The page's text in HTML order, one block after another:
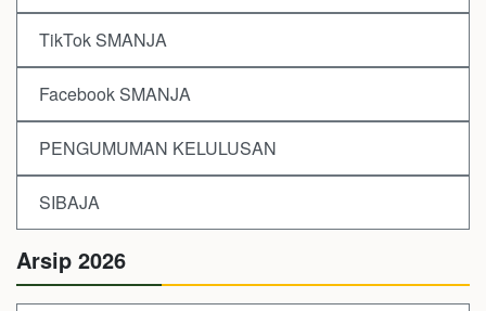
TikTok SMANJA
Facebook SMANJA
PENGUMUMAN KELULUSAN
SIBAJA
Arsip 2026